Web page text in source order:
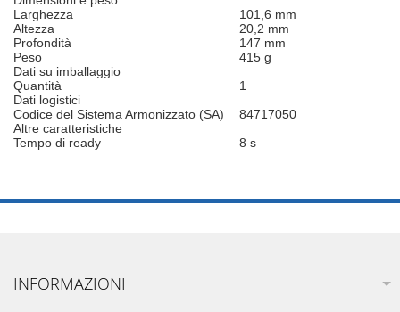
Larghezza
101,6 mm
Altezza
20,2 mm
Profondità
147 mm
Peso
415 g
Dati su imballaggio
Quantità
1
Dati logistici
Codice del Sistema Armonizzato (SA)
84717050
Altre caratteristiche
Tempo di ready
8 s
INFORMAZIONI